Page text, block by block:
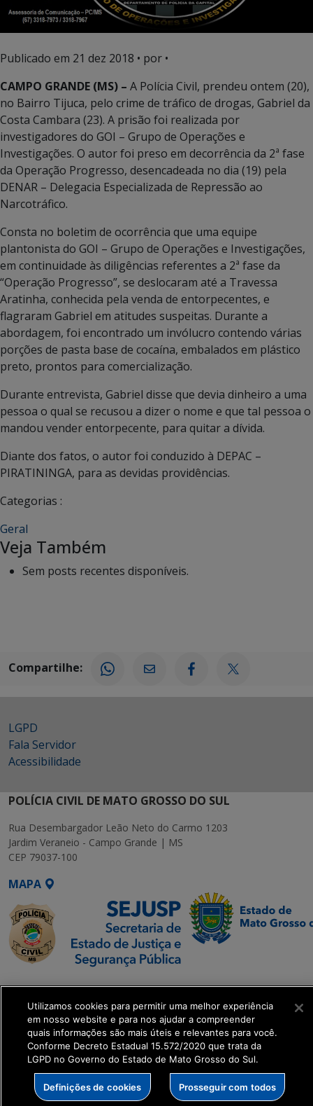
Publicado em 21 dez 2018 • por •
CAMPO GRANDE (MS) – A Polícia Civil, prendeu ontem (20),
no Bairro Tijuca, pelo crime de tráfico de drogas, Gabriel da
Costa Cambara (23). A prisão foi realizada por
investigadores do GOI – Grupo de Operações e
Investigações. O autor foi preso em decorrência da 2ª fase
da Operação Progresso, desencadeada no dia (19) pela
DENAR – Delegacia Especializada de Repressão ao
Narcotráfico.
Consta no boletim de ocorrência que uma equipe
plantonista do GOI – Grupo de Operações e Investigações,
em continuidade às diligências referentes a 2ª fase da
“Operação Progresso”, se deslocaram até a Travessa
Aratinha, conhecida pela venda de entorpecentes, e
flagraram Gabriel em atitudes suspeitas. Durante a
abordagem, foi encontrado um invólucro contendo várias
porções de pasta base de cocaína, embalados em plástico
preto, prontos para comercialização.
Durante entrevista, Gabriel disse que devia dinheiro a uma
pessoa o qual se recusou a dizer o nome e que tal pessoa o
mandou vender entorpecente, para quitar a dívida.
Diante dos fatos, o autor foi conduzido à DEPAC –
PIRATININGA, para as devidas providências.
Categorias :
Geral
Veja Também
Sem posts recentes disponíveis.
Compartilhe:
LGPD
Fala Servidor
Acessibilidade
POLÍCIA CIVIL DE MATO GROSSO DO SUL
Rua Desembargador Leão Neto do Carmo 1203
Jardim Veraneio - Campo Grande | MS
CEP 79037-100
MAPA
SETDIG | Secretaria-
Executiva de
Transformação Digital
get_footer();
Utilizamos cookies para permitir uma melhor experiência
em nosso website e para nos ajudar a compreender
quais informações são mais úteis e relevantes para você.
Conforme Decreto Estadual 15.572/2020 que trata da
LGPD no Governo do Estado de Mato Grosso do Sul.
Definições de cookies Prosseguir com todos